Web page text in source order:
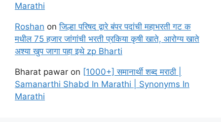
Marathi
Roshan onजिल्हा परिषद द्वारे बंपर पदांची महाभरती गट क
मधील 75 हजार जांगांची भरती प्रकिया कृषी खाते, आरोग्य खाते
अश्या खुप जागा पहा इथे zp Bharti
Bharat pawar on [1000+] समानार्थी शब्द मराठी |
Samanarthi Shabd In Marathi | Synonyms In
Marathi